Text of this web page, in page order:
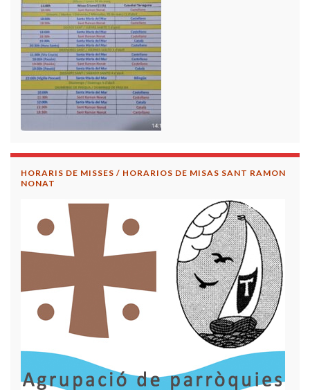
HORARIS DE MISSES / HORARIOS DE MISAS SANT RAMON
NONAT